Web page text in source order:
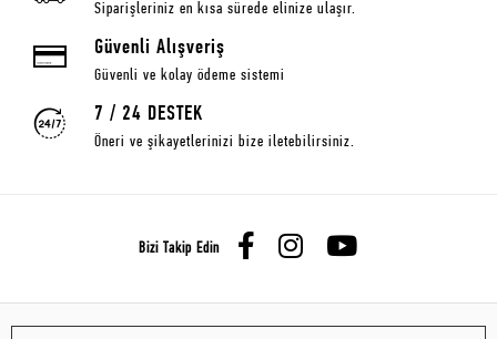
Siparişleriniz en kısa sürede elinize ulaşır.
Güvenli Alışveriş
Güvenli ve kolay ödeme sistemi
7 / 24 DESTEK
Öneri ve şikayetlerinizi bize iletebilirsiniz.
Bizi Takip Edin